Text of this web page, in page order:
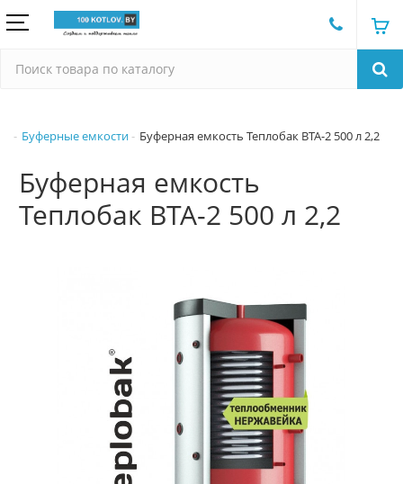
Буферные емкости Буферная емкость Теплобак ВТА-2 500 л 2,2
Буферная емкость
Теплобак ВТА-2 500 л 2,2